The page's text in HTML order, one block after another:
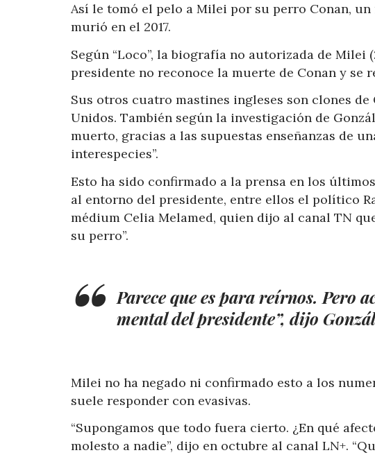
Así le tomó el pelo a Milei por su perro Conan,
murió en el 2017.
Según “Loco”, la biografía no autorizada de Milei
presidente no reconoce la muerte de Conan y se
Sus otros cuatro mastines ingleses son clones
Unidos. También según la investigación de
muerto, gracias a las supuestas enseñanzas de
interespecies”.
Esto ha sido confirmado a la prensa en los
al entorno del presidente, entre ellos el político
médium Celia Melamed, quien dijo al canal TN
su perro”.
Parece que es para reírnos. Pero
mental del presidente”, dijo
Milei no ha negado ni confirmado esto a los
suele responder con evasivas.
“Supongamos que todo fuera cierto. ¿En qué
molesto a nadie”, dijo en octubre al canal LN+.